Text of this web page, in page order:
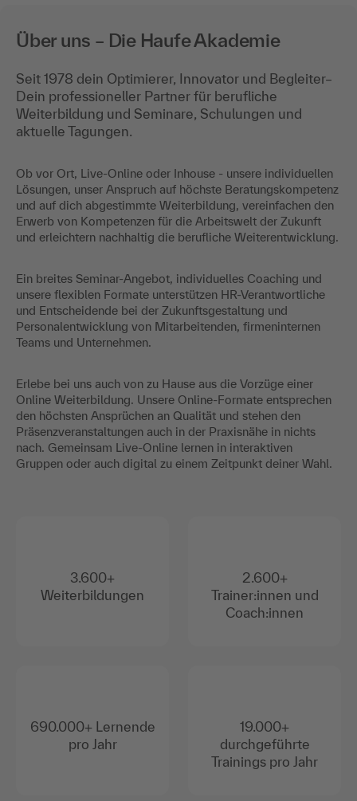
Über uns – Die Haufe Akademie
Seit 1978 dein Optimierer, Innovator und Begleiter–
Dein professioneller Partner für berufliche
Weiterbildung und Seminare, Schulungen und
aktuelle Tagungen.
Ob vor Ort, Live-Online oder Inhouse - unsere individuellen
Lösungen, unser Anspruch auf höchste Beratungskompetenz
und auf dich abgestimmte Weiterbildung, vereinfachen den
Erwerb von Kompetenzen für die Arbeitswelt der Zukunft
und erleichtern nachhaltig die berufliche Weiterentwicklung.
Ein breites Seminar-Angebot, individuelles Coaching und
unsere flexiblen Formate unterstützen HR-Verantwortliche
und Entscheidende bei der Zukunftsgestaltung und
Personalentwicklung von Mitarbeitenden, firmeninternen
Teams und Unternehmen.
Erlebe bei uns auch von zu Hause aus die Vorzüge einer
Online Weiterbildung. Unsere Online-Formate entsprechen
den höchsten Ansprüchen an Qualität und stehen den
Präsenzveranstaltungen auch in der Praxisnähe in nichts
nach. Gemeinsam Live-Online lernen in interaktiven
Gruppen oder auch digital zu einem Zeitpunkt deiner Wahl.
3.600+
Weiterbildungen
690.000+ Lernende
pro Jahr
2.600+
Trainer:innen und
Coach:innen
19.000+
durchgeführte
Trainings pro Jahr